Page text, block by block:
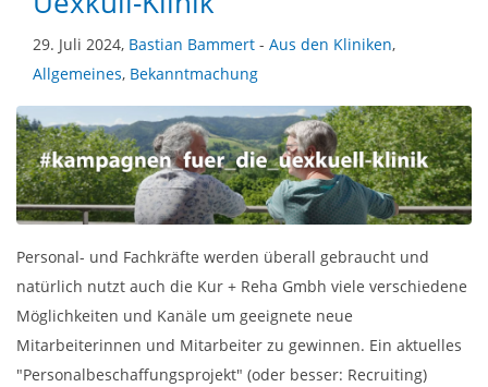
29. Juli 2024, Bastian Bammert - Aus den Kliniken,
Allgemeines, Bekanntmachung
Personal- und Fachkräfte werden überall gebraucht und
natürlich nutzt auch die Kur + Reha Gmbh viele verschiedene
Möglichkeiten und Kanäle um geeignete neue
Mitarbeiterinnen und Mitarbeiter zu gewinnen. Ein aktuelles
"Personalbeschaffungsprojekt" (oder besser: Recruiting)